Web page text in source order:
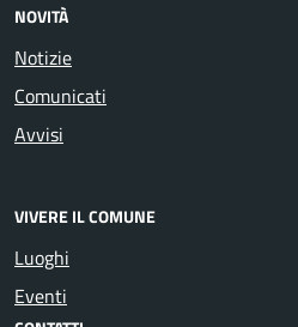
NOVITÀ
Notizie
Comunicati
Avvisi
VIVERE IL COMUNE
Luoghi
Eventi